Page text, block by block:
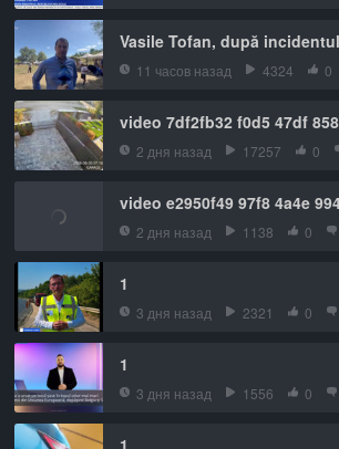
Vasile Tofan, după
11 часов назад 4324 0
video 7df2fb32 f0d5 47df
2 дня назад 17257 0
video e2950f49 97f8 4a4e
2 дня назад 1138 0
1
3 дня назад 2321 0
1
3 дня назад 1556 0
1